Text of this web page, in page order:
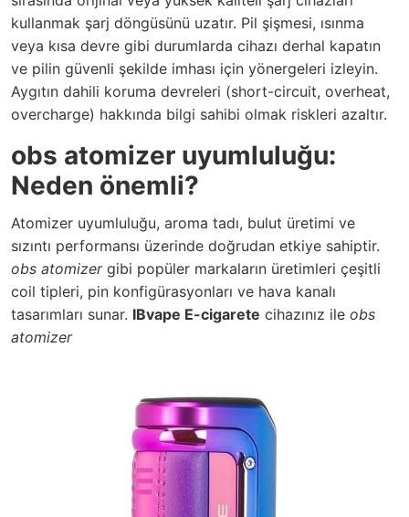
kullanmak şarj döngüsünü uzatır. Pil şişmesi, ısınma
veya kısa devre gibi durumlarda cihazı derhal kapatın
ve pilin güvenli şekilde imhası için yönergeleri izleyin.
Aygıtın dahili koruma devreleri (short-circuit, overheat,
overcharge) hakkında bilgi sahibi olmak riskleri azaltır.
obs atomizer uyumluluğu:
Neden önemli?
Atomizer uyumluluğu, aroma tadı, bulut üretimi ve
sızıntı performansı üzerinde doğrudan etkiye sahiptir.
obs atomizergibi popüler markaların üretimleri çeşitli
coil tipleri, pin konfigürasyonları ve hava kanalı
tasarımları sunar. IBvape E-cigarete cihazınız ile obs
atomizer